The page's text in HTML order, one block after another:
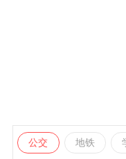
公交 地铁